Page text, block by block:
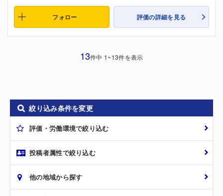
フォロー 評価の詳細を見る
13件中 1~13件を表示
絞り込み条件を変更
評価・労働環境で絞り込む
投稿者属性で絞り込む
他の地域から探す